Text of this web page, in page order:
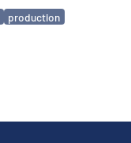
production